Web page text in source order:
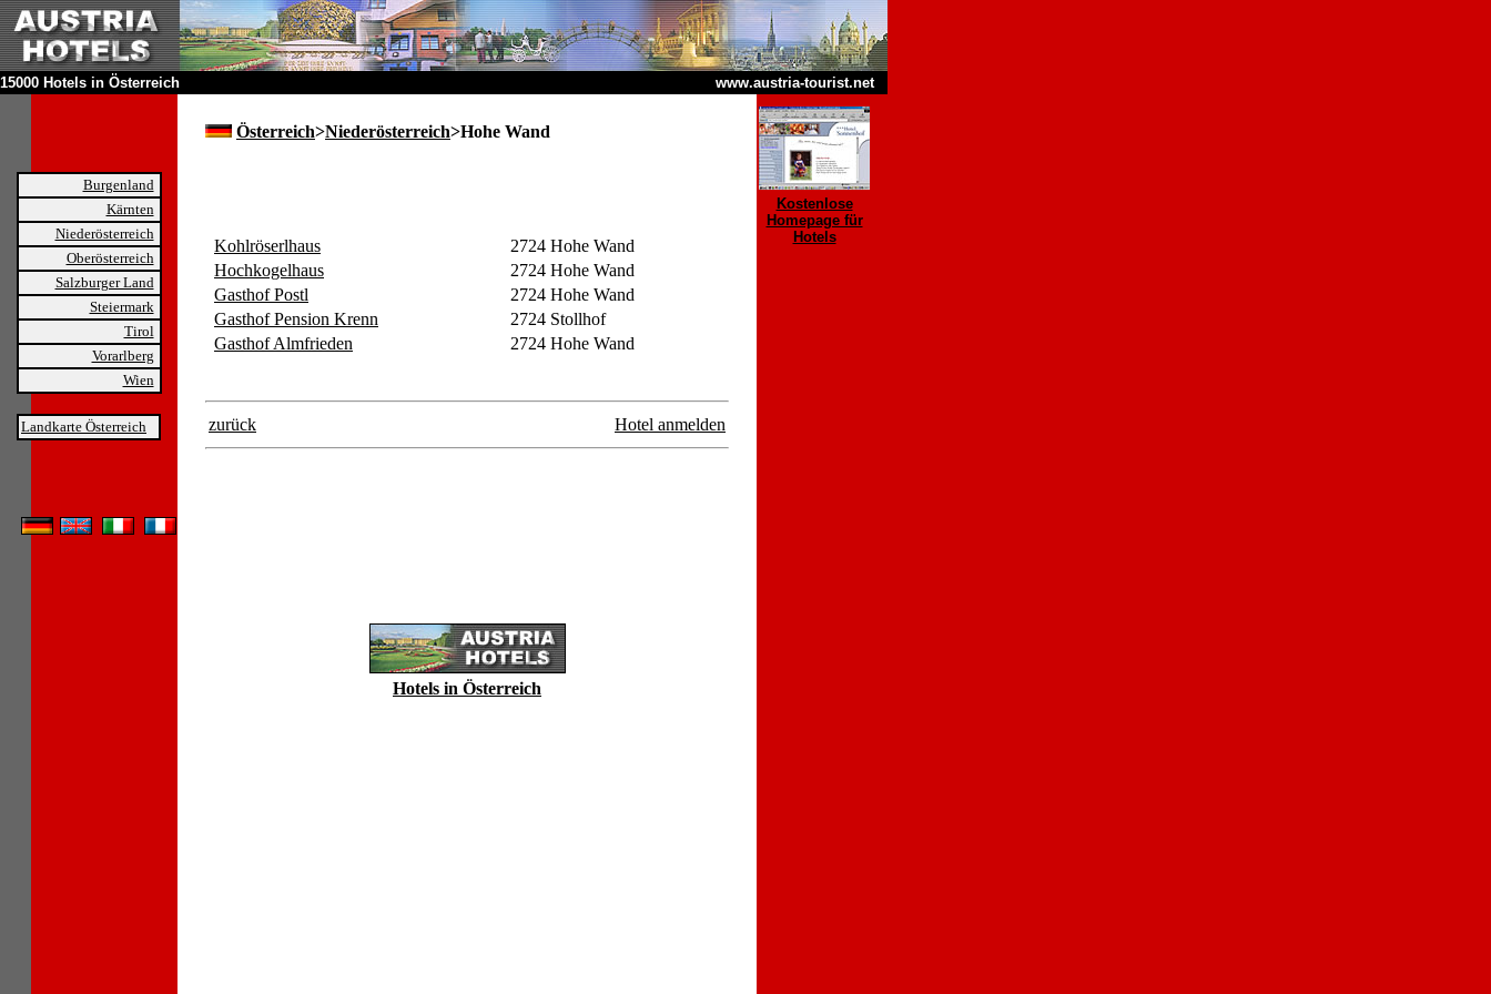
15000 Hotels in Österreich www.austria-tourist.net
Burgenland
Kärnten
Niederösterreich
Oberösterreich
Salzburger Land
Steiermark
Tirol
Vorarlberg
Wien
Landkarte Österreich
Österreich>Niederösterreich>Hohe Wand
Kohlröserlhaus
2724 Hohe Wand
Hochkogelhaus
2724 Hohe Wand
Gasthof Postl
2724 Hohe Wand
Gasthof Pension Krenn
2724 Stollhof
Gasthof Almfrieden
2724 Hohe Wand
zurück Hotel anmelden
Hotels in Österreich
Kostenlose
Homepage für
Hotels